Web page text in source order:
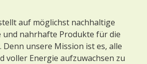
auf möglichst nachhaltige
und nahrhafte Produkte für die
unsere Mission ist es, alle
voller Energie aufzuwachsen zu